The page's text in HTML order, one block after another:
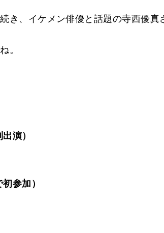
き、イケメン俳優と話題の寺西優真
。
演）
参加）